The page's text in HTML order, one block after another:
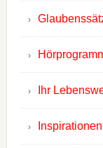
Ihr
Inspirationen